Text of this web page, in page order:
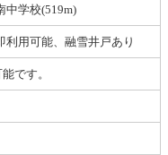
中学校(519m)
用可能、融雪井戸あり
です。